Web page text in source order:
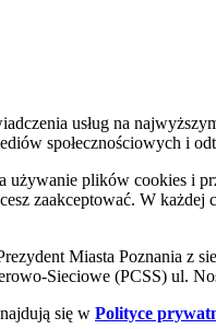
usług na
społecznościowych i
używanie plików cookies i
zaakceptować. W
Miasta Poznania z
Sieciowe (PCSS) ul.
się w Polityce